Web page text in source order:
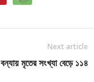
Next article
বন্যায় মৃতের সংখ্যা বেড়ে ১১৪